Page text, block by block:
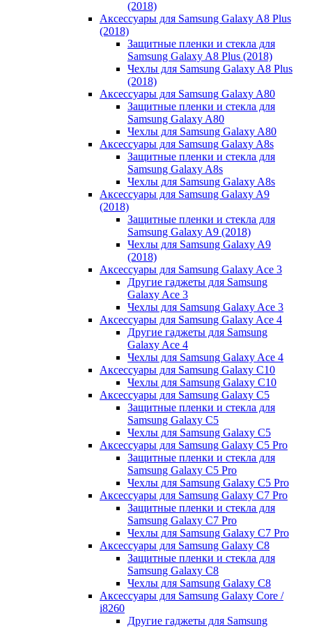
(2018)
Аксессуары для Samsung Galaxy A8 Plus
(2018)
Защитные пленки и стекла для
Samsung Galaxy A8 Plus (2018)
Чехлы для Samsung Galaxy A8 Plus
(2018)
Аксессуары для Samsung Galaxy A80
Защитные пленки и стекла для
Samsung Galaxy A80
Чехлы для Samsung Galaxy A80
Аксессуары для Samsung Galaxy A8s
Защитные пленки и стекла для
Samsung Galaxy A8s
Чехлы для Samsung Galaxy A8s
Аксессуары для Samsung Galaxy A9
(2018)
Защитные пленки и стекла для
Samsung Galaxy A9 (2018)
Чехлы для Samsung Galaxy A9
(2018)
Аксессуары для Samsung Galaxy Ace 3
Другие гаджеты для Samsung
Galaxy Ace 3
Чехлы для Samsung Galaxy Ace 3
Аксессуары для Samsung Galaxy Ace 4
Другие гаджеты для Samsung
Galaxy Ace 4
Чехлы для Samsung Galaxy Ace 4
Аксессуары для Samsung Galaxy C10
Чехлы для Samsung Galaxy C10
Аксессуары для Samsung Galaxy C5
Защитные пленки и стекла для
Samsung Galaxy C5
Чехлы для Samsung Galaxy C5
Аксессуары для Samsung Galaxy C5 Pro
Защитные пленки и стекла для
Samsung Galaxy C5 Pro
Чехлы для Samsung Galaxy C5 Pro
Аксессуары для Samsung Galaxy C7 Pro
Защитные пленки и стекла для
Samsung Galaxy C7 Pro
Чехлы для Samsung Galaxy C7 Pro
Аксессуары для Samsung Galaxy C8
Защитные пленки и стекла для
Samsung Galaxy C8
Чехлы для Samsung Galaxy C8
Аксессуары для Samsung Galaxy Core /
i8260
Другие гаджеты для Samsung